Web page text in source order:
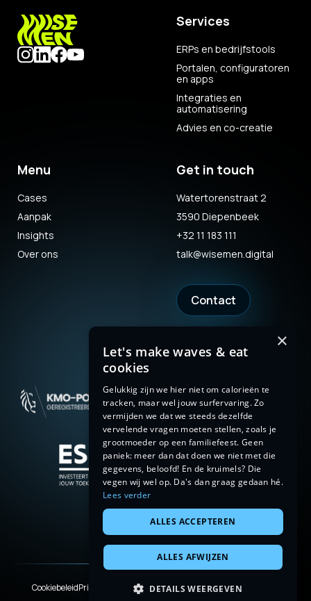
Services
ERPs en bedrijfstools
Portalen, configuratoren
en apps
Integraties en
automatisering
Advies en co-creatie
Menu
Cases
Aanpak
Insights
Over ons
Get in touch
Watertorenstraat 2
3590 Diepenbeek
+32 11 183 111
talk@wisemen.digital
Contact
CookiebeleidPrivacyverklaring Terms & ConditionsLegal disclaimer
×
Let's make waves & eat
cookies
Gelukkig zijn we hier niet om calorieën te
tracken, maar wel jouw surfervaring. Zo
vermijden we dat we steeds dezelfde
vervelende vragen moeten stellen, zoals je
grootmoeder op een familiefeest. Geen
paniek: meer dan dat doen we niet met die
gegevens, beloofd! En de kruimels? Die
vegen wij wel op. Da's dan graag gedaan hé.
Lees verder
ALLES ACCEPTEREN
ALLES AFWIJZEN
DETAILS WEERGEVEN